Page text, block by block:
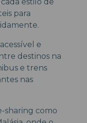
para
e
destinos na
e trens
nas
sharing como